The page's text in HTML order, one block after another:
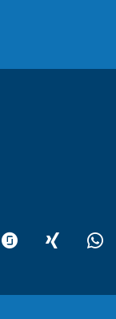
glassdoorXING